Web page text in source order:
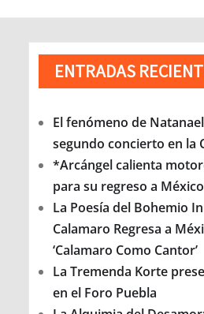
ENTRADAS
El fenómeno de
segundo concierto en la
*Arcángel calienta
para su regreso a
La Poesía del Bohemio
Calamaro Regresa a
‘Calamaro Como Cantor’
La Tremenda Korte
en el Foro Puebla